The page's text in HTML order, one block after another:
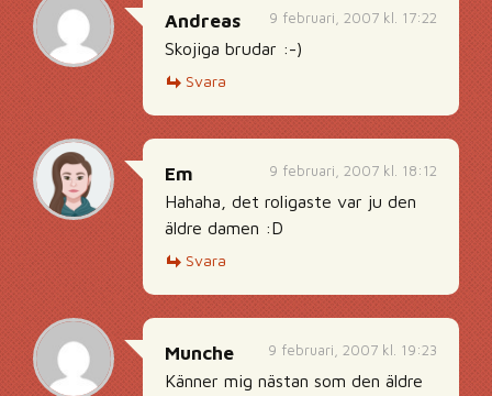
9 februari, 2007 kl. 17:22
Andreas
Skojiga brudar :-)
Svara
9 februari, 2007 kl. 18:12
Em
Hahaha, det roligaste var ju den
äldre damen :D
Svara
9 februari, 2007 kl. 19:23
Munche
Känner mig nästan som den äldre